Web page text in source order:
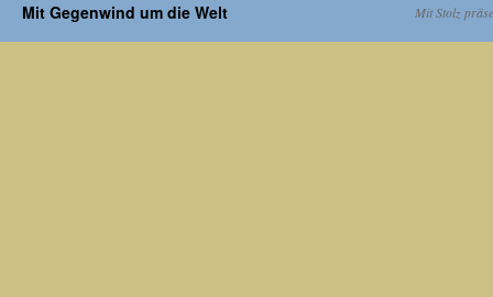
Mit Gegenwind um die Welt Mit Stolz